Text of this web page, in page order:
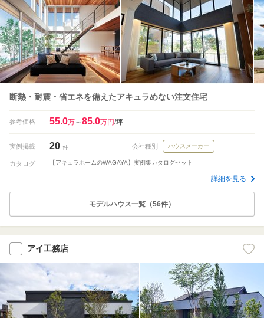
断熱・耐震・省エネを備えたアキュラめない注文住宅
参考価格 55.0万～85.0万円/坪
実例掲載 20 件 会社種別 ハウスメーカー
カタログ 【アキュラホームのWAGAYA】実例集カタログセット
詳細を見る
モデルハウス一覧（56件）
アイ工務店